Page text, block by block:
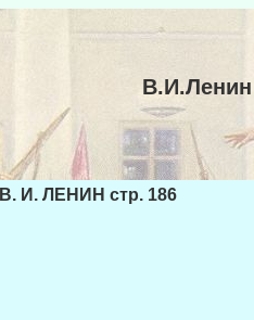
В. И. ЛЕНИН стр. 186